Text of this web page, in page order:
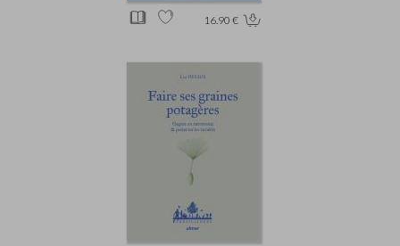
16.90 €